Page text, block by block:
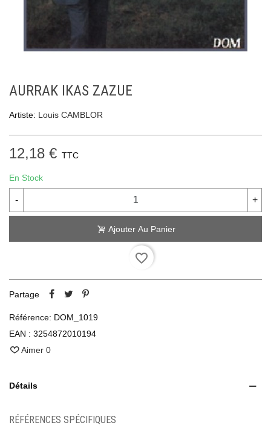
AURRAK IKAS ZAZUE
Artiste: Louis CAMBLOR
12,18 € TTC
En Stock
- +
Ajouter Au Panier
favorite_border
Partage
Référence: DOM_1019
EAN : 3254872010194
Aimer 0
Détails
RÉFÉRENCES SPÉCIFIQUES